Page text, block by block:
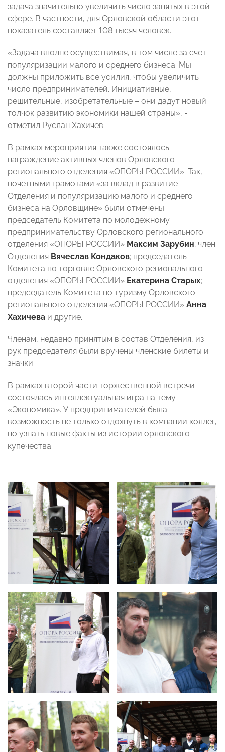
задача значительно увеличить число занятых в этой
сфере. В частности, для Орловской области этот
показатель составляет 108 тысяч человек.
«Задача вполне осуществимая, в том числе за счет
популяризации малого и среднего бизнеса. Мы
должны приложить все усилия, чтобы увеличить
число предпринимателей. Инициативные,
решительные, изобретательные – они дадут новый
толчок развитию экономики нашей страны», -
отметил Руслан Хахичев.
В рамках мероприятия также состоялось
награждение активных членов Орловского
регионального отделения «ОПОРЫ РОССИИ». Так,
почетными грамотами «за вклад в развитие
Отделения и популяризацию малого и среднего
бизнеса на Орловщине» были отмечены
председатель Комитета по молодежному
предпринимательству Орловского регионального
отделения «ОПОРЫ РОССИИ» Максим Зарубин; член
Отделения Вячеслав Кондаков; председатель
Комитета по торговле Орловского регионального
отделения «ОПОРЫ РОССИИ» Екатерина Старых;
председатель Комитета по туризму Орловского
регионального отделения «ОПОРЫ РОССИИ» Анна
Хахичева и другие.
Членам, недавно принятым в состав Отделения, из
рук председателя были вручены членские билеты и
значки.
В рамках второй части торжественной встречи
состоялась интеллектуальная игра на тему
«Экономика». У предпринимателей была
возможность не только отдохнуть в компании коллег,
но узнать новые факты из истории орловского
купечества.